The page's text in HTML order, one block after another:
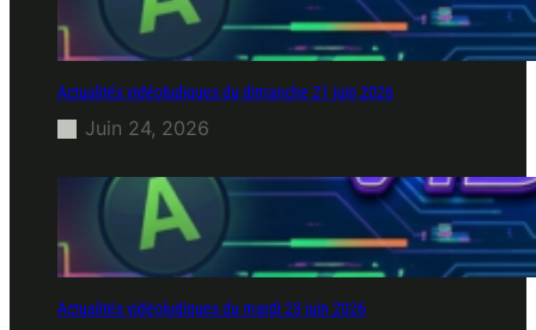
Actualités vidéoludiques du dimanche 21 juin 2026
Juin 24, 2026
Actualités vidéoludiques du mardi 23 juin 2026